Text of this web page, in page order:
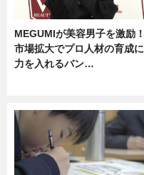
MEGUMIが美容男子を激励！
市場拡大でプロ人材の育成に
力を入れるバン…